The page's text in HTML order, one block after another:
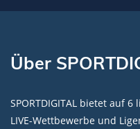
Über
SPORTDIGITAL bietet auf
LIVE-Wettbewerbe und